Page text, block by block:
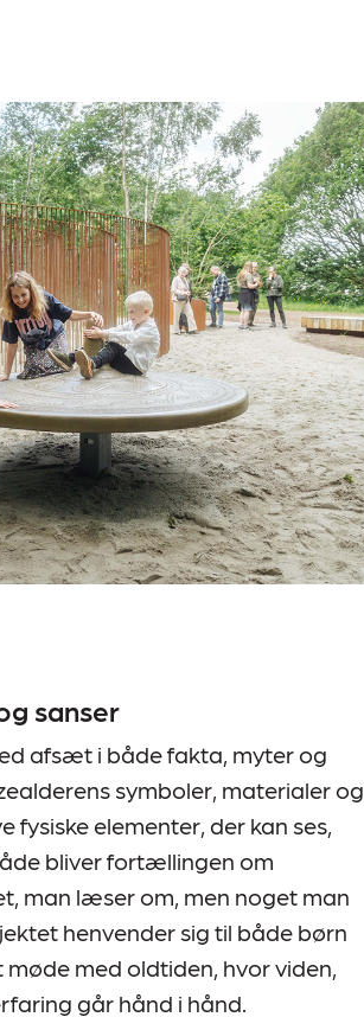
sanser
afsæt i både fakta, myter og
symboler, materialer og
elementer, der kan ses,
bliver fortællingen om
man læser om, men noget man
henvender sig til både børn
med oldtiden, hvor viden,
går hånd i hånd.